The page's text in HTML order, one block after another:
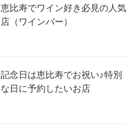
恵比寿でワイン好き必見の人気
店（ワインバー）
記念日は恵比寿でお祝い♪特別
な日に予約したいお店